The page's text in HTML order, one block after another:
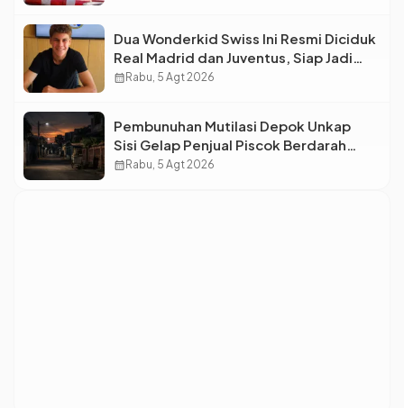
Dua Wonderkid Swiss Ini Resmi Diciduk
Real Madrid dan Juventus, Siap Jadi
Bintang Baru Eropa
calendar_monthRabu, 5 Agt 2026
Pembunuhan Mutilasi Depok Unkap
Sisi Gelap Penjual Piscok Berdarah
Dingin
calendar_monthRabu, 5 Agt 2026